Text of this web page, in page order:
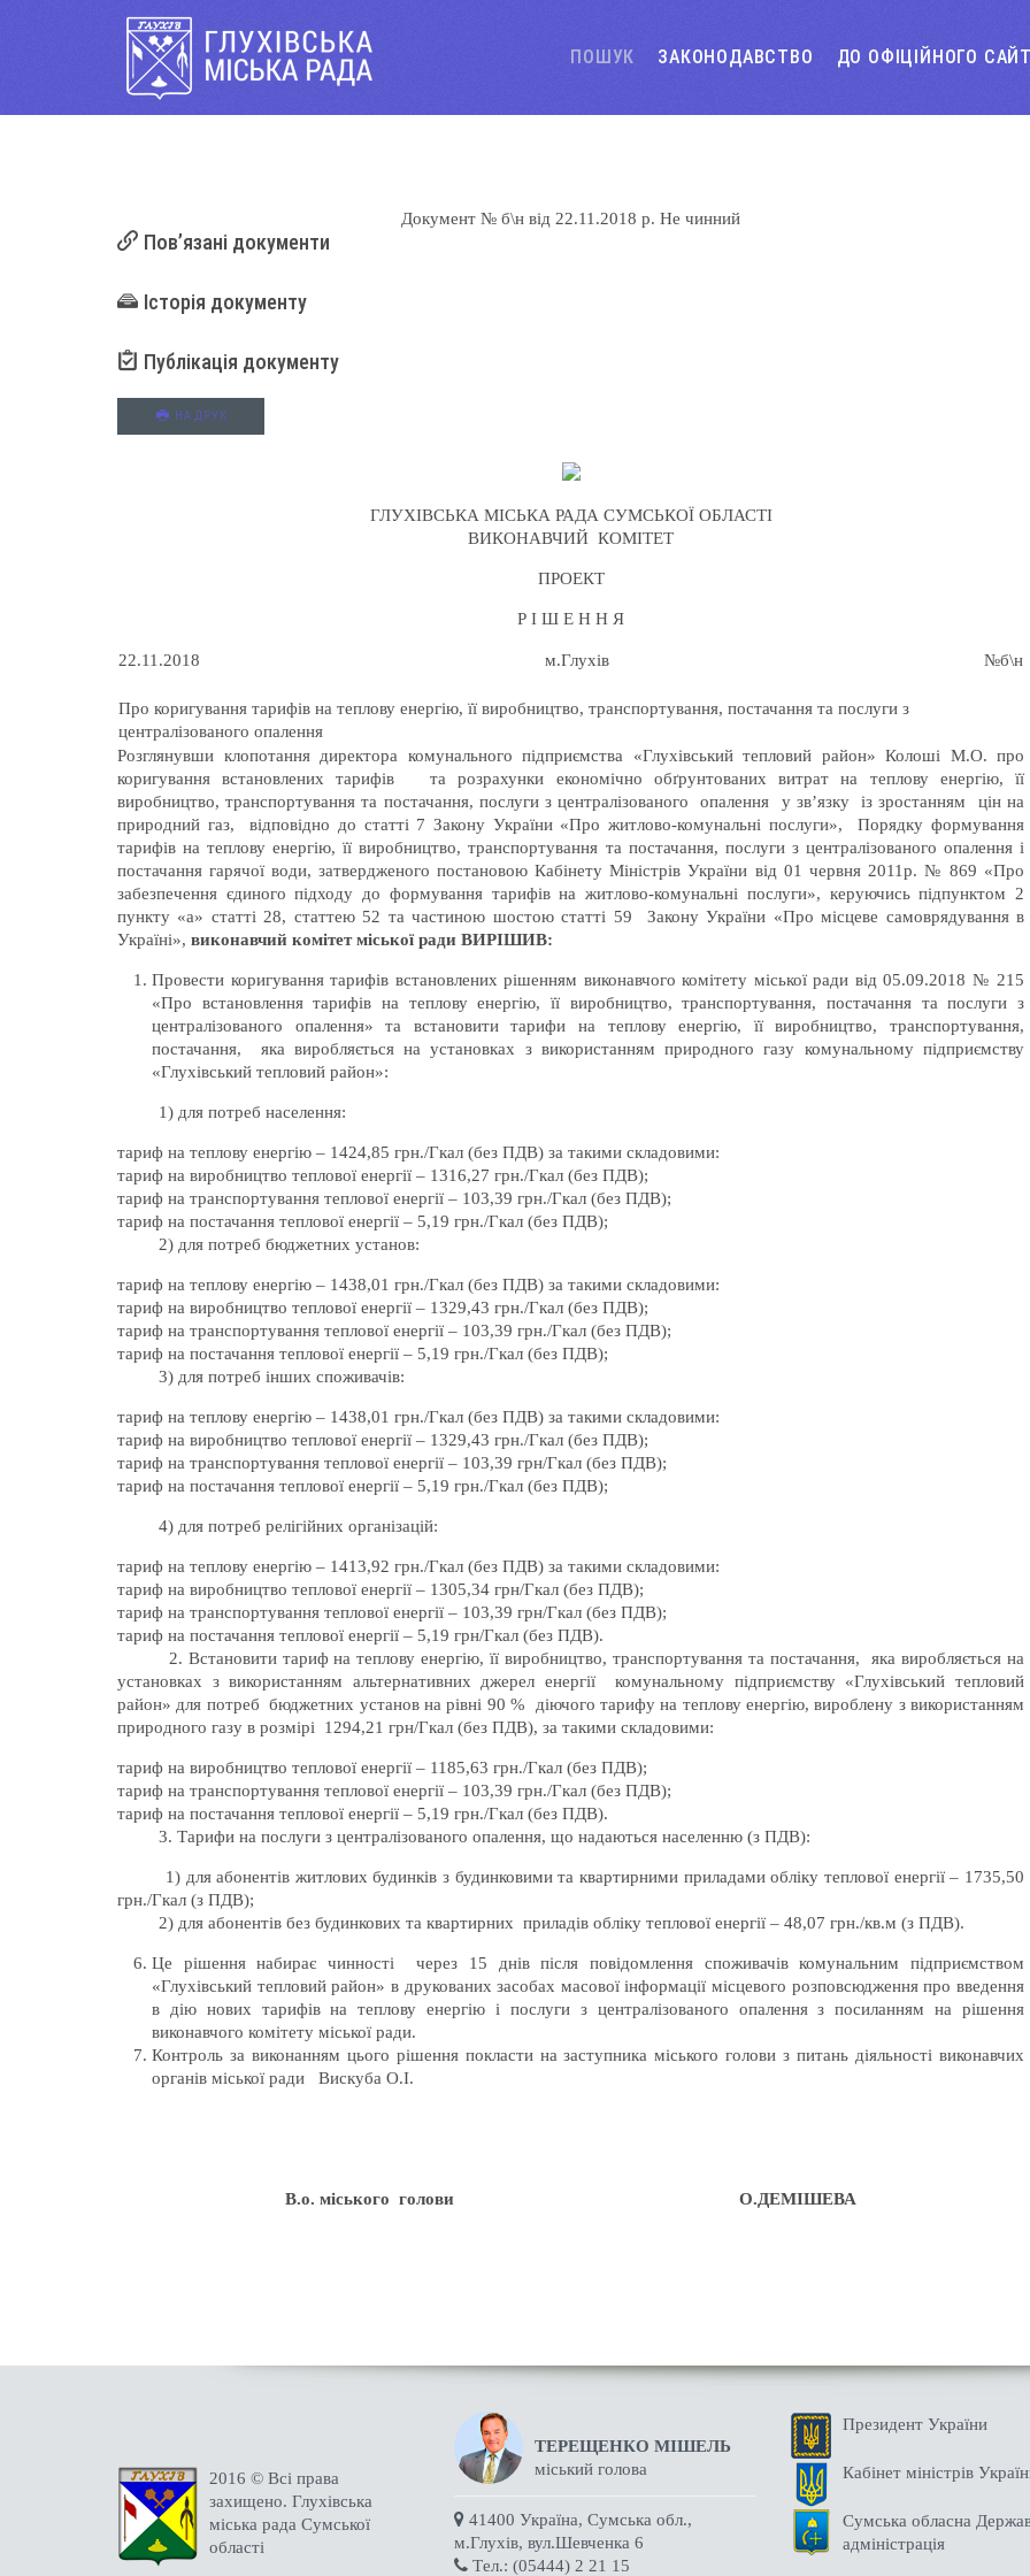
ПОШУК ЗАКОНОДАВСТВО ДО ОФІЦІЙНОГО
Документ № б\н від 22.11.2018 р. Не чинний
Пов’язані документи
Історія документу
Публікація документу
НА ДРУК
ГЛУХІВСЬКА МІСЬКА РАДА СУМСЬКОЇ ОБЛАСТІ
ВИКОНАВЧИЙ КОМІТЕТ
ПРОЕКТ
Р І Ш Е Н Н Я
22.11.2018 м.Глухів №б\н
Про коригування тарифів на теплову енергію, її виробництво, транспортування, постачання та послуги з
централізованого опалення
Розглянувши клопотання директора комунального підприємства «Глухівський тепловий район» Колоші М.О. про
коригування встановлених тарифів та розрахунки економічно обґрунтованих витрат на теплову енергію, її
виробництво, транспортування та постачання, послуги з централізованого опалення у зв’язку із зростанням цін на
природний газ, відповідно до статті 7 Закону України «Про житлово-комунальні послуги», Порядку формування
тарифів на теплову енергію, її виробництво, транспортування та постачання, послуги з централізованого опалення і
постачання гарячої води, затвердженого постановою Кабінету Міністрів України від 01 червня 2011р. № 869 «Про
забезпечення єдиного підходу до формування тарифів на житлово-комунальні послуги», керуючись підпунктом 2
пункту «а» статті 28, статтею 52 та частиною шостою статті 59 Закону України «Про місцеве самоврядування в
Україні», виконавчий комітет міської ради ВИРІШИВ:
Провести коригування тарифів встановлених рішенням виконавчого комітету міської ради від 05.09.2018 № 215
«Про встановлення тарифів на теплову енергію, її виробництво, транспортування, постачання та послуги з
централізованого опалення» та встановити тарифи на теплову енергію, її виробництво, транспортування,
постачання, яка виробляється на установках з використанням природного газу комунальному підприємству
«Глухівський тепловий район»:
1) для потреб населення:
тариф на теплову енергію – 1424,85 грн./Гкал (без ПДВ) за такими складовими:
тариф на виробництво теплової енергії – 1316,27 грн./Гкал (без ПДВ);
тариф на транспортування теплової енергії – 103,39 грн./Гкал (без ПДВ);
тариф на постачання теплової енергії – 5,19 грн./Гкал (без ПДВ);
2) для потреб бюджетних установ:
тариф на теплову енергію – 1438,01 грн./Гкал (без ПДВ) за такими складовими:
тариф на виробництво теплової енергії – 1329,43 грн./Гкал (без ПДВ);
тариф на транспортування теплової енергії – 103,39 грн./Гкал (без ПДВ);
тариф на постачання теплової енергії – 5,19 грн./Гкал (без ПДВ);
3) для потреб інших споживачів:
тариф на теплову енергію – 1438,01 грн./Гкал (без ПДВ) за такими складовими:
тариф на виробництво теплової енергії – 1329,43 грн./Гкал (без ПДВ);
тариф на транспортування теплової енергії – 103,39 грн/Гкал (без ПДВ);
тариф на постачання теплової енергії – 5,19 грн./Гкал (без ПДВ);
4) для потреб релігійних організацій:
тариф на теплову енергію – 1413,92 грн./Гкал (без ПДВ) за такими складовими:
тариф на виробництво теплової енергії – 1305,34 грн/Гкал (без ПДВ);
тариф на транспортування теплової енергії – 103,39 грн/Гкал (без ПДВ);
тариф на постачання теплової енергії – 5,19 грн/Гкал (без ПДВ).
2. Встановити тариф на теплову енергію, її виробництво, транспортування та постачання, яка виробляється на
установках з використанням альтернативних джерел енергії комунальному підприємству «Глухівський тепловий
район» для потреб бюджетних установ на рівні 90 % діючого тарифу на теплову енергію, вироблену з використанням
природного газу в розмірі 1294,21 грн/Гкал (без ПДВ), за такими складовими:
тариф на виробництво теплової енергії – 1185,63 грн./Гкал (без ПДВ);
тариф на транспортування теплової енергії – 103,39 грн./Гкал (без ПДВ);
тариф на постачання теплової енергії – 5,19 грн./Гкал (без ПДВ).
3. Тарифи на послуги з централізованого опалення, що надаються населенню (з ПДВ):
1) для абонентів житлових будинків з будинковими та квартирними приладами обліку теплової енергії – 1735,50
грн./Гкал (з ПДВ);
2) для абонентів без будинкових та квартирних приладів обліку теплової енергії – 48,07 грн./кв.м (з ПДВ).
Це рішення набирає чинності через 15 днів після повідомлення споживачів комунальним підприємством
«Глухівський тепловий район» в друкованих засобах масової інформації місцевого розповсюдження про введення
в дію нових тарифів на теплову енергію і послуги з централізованого опалення з посиланням на рішення
виконавчого комітету міської ради.
Контроль за виконанням цього рішення покласти на заступника міського голови з питань діяльності виконавчих
органів міської ради Вискуба О.І.
В.о. міського голови О.ДЕМІШЕВА
2016 © Всі права
захищено. Глухівська
міська рада Сумської
області
ТЕРЕЩЕНКО МІШЕЛЬ
міський голова
41400 Україна, Сумська обл.,
м.Глухів, вул.Шевченка 6
Tел.: (05444) 2 21 15
Президент України
Кабінет міністрів
Сумська обласна
адміністрація